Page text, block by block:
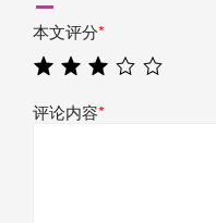
本文评分*
评论内容*